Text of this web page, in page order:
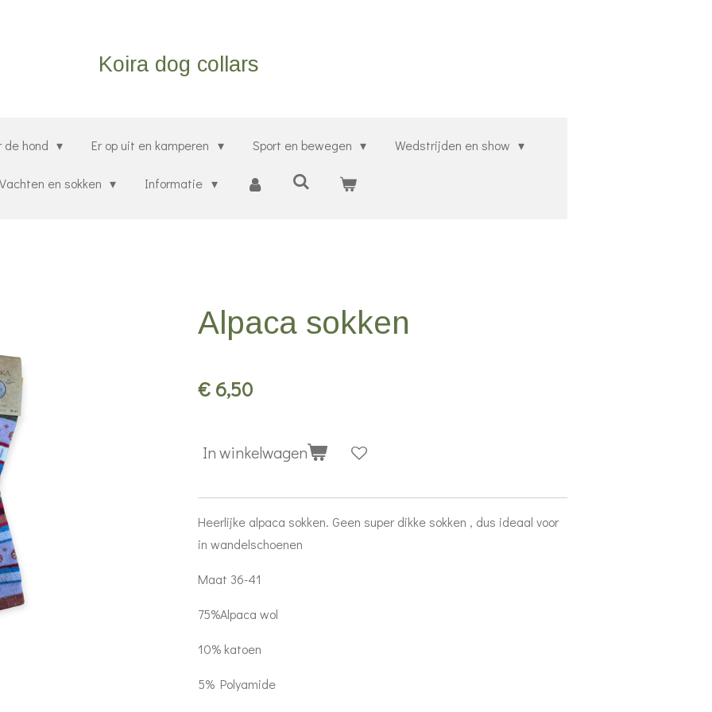
Koira dog collars
de hond Er op uit en kamperen Sport en bewegen Wedstrijden en show
Vachten en sokken Informatie
Alpaca sokken
€ 6,50
In winkelwagen
Heerlijke alpaca sokken. Geen super dikke sokken , dus ideaal voor
in wandelschoenen
Maat 36-41
75%Alpaca wol
10% katoen
5% Polyamide